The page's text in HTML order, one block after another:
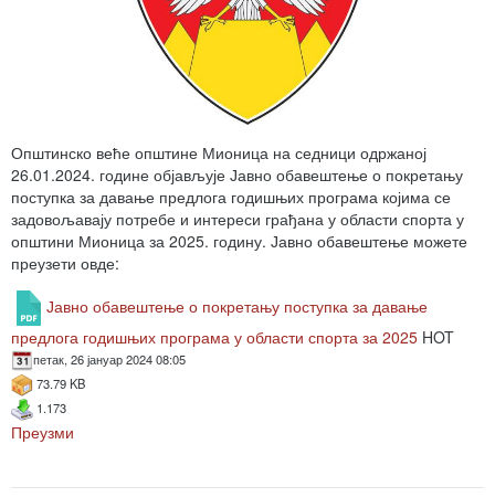
Општинско веће општине Мионица на седници одржаној
26.01.2024. године објављује Јавно обавештење о покретању
поступка за давање предлога годишњих програма којима се
задовољавају потребе и интереси грађана у области спорта у
општини Мионица за 2025. годину. Јавно обавештење можете
преузети овде:
Јавно обавештење о покретању поступка за давање
предлога годишњих програма у области спорта за 2025 HOT
петак, 26 јануар 2024 08:05
73.79 KB
1.173
Преузми